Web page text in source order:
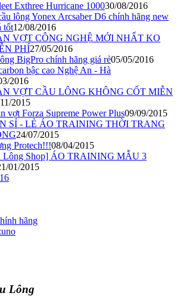
Exthree Hurricane 100030/08/2016
lông Yonex Arcsaber D6 chính hãng new
tốt12/08/2016
VỢT CÔNG NGHỆ MỚI NHẤT KO
PHÍ27/05/2016
BigPro chính hãng giá rẻ05/05/2016
bậc cao Nghệ An - Hà
2016
VỢT CẦU LÔNG KHÔNG CỐT MIỄN
2015
vợt Forza Supreme Power Plus09/09/2015
SỈ - LẺ ÁO TRAINING THỜI TRANG
24/07/2015
Protech!!!08/04/2015
Lông Shop] ÁO TRAINING MẪU 3
01/2015
hãng
Lông